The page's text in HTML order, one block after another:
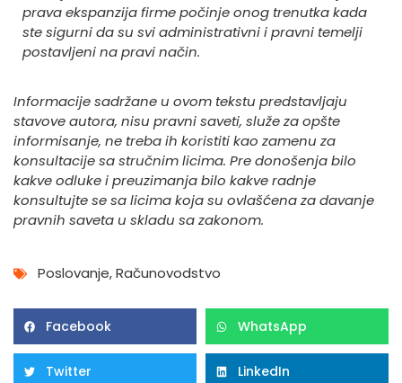
prava ekspanzija firme počinje onog trenutka kada
ste sigurni da su svi administrativni i pravni temelji
postavljeni na pravi način.
Informacije sadržane u ovom tekstu predstavljaju
stavove autora, nisu pravni saveti, služe za opšte
informisanje, ne treba ih koristiti kao zamenu za
konsultacije sa stručnim licima. Pre donošenja bilo
kakve odluke i preuzimanja bilo kakve radnje
konsultujte se sa licima koja su ovlašćena za davanje
pravnih saveta u skladu sa zakonom.
Poslovanje,Računovodstvo
Facebook WhatsApp
Twitter LinkedIn